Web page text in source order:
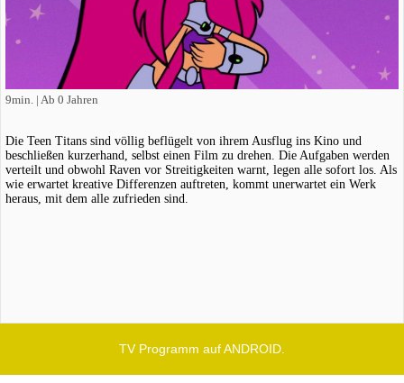
9min. | Ab 0 Jahren
Die Teen Titans sind völlig beflügelt von ihrem Ausflug ins Kino und
beschließen kurzerhand, selbst einen Film zu drehen. Die Aufgaben werden
verteilt und obwohl Raven vor Streitigkeiten warnt, legen alle sofort los. Als
wie erwartet kreative Differenzen auftreten, kommt unerwartet ein Werk
heraus, mit dem alle zufrieden sind.
TV Programm auf ANDROID.